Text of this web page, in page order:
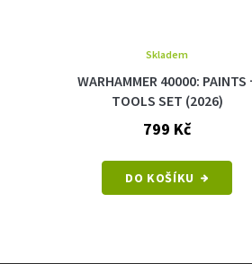
WARHAMMER 40000: PAINTS
TOOLS SET (2026)
Skladem
799 Kč
DO KOŠÍKU